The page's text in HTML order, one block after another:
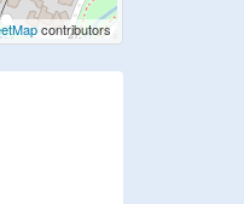
contributors